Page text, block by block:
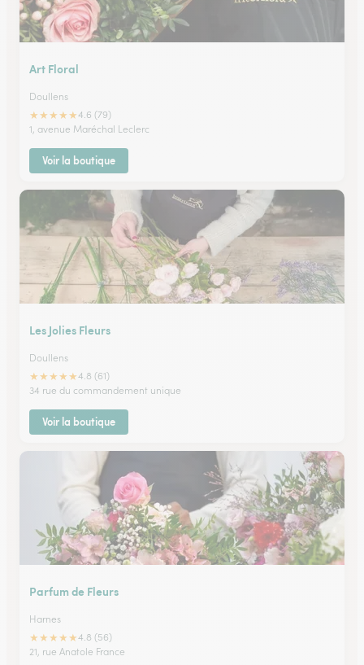
Art Floral
Doullens
★★★★★4.6 (79)
1, avenue Maréchal Leclerc
Voir la boutique
Les Jolies Fleurs
Doullens
★★★★★4.8 (61)
34 rue du commandement unique
Voir la boutique
Parfum de Fleurs
Harnes
★★★★★4.8 (56)
21, rue Anatole France